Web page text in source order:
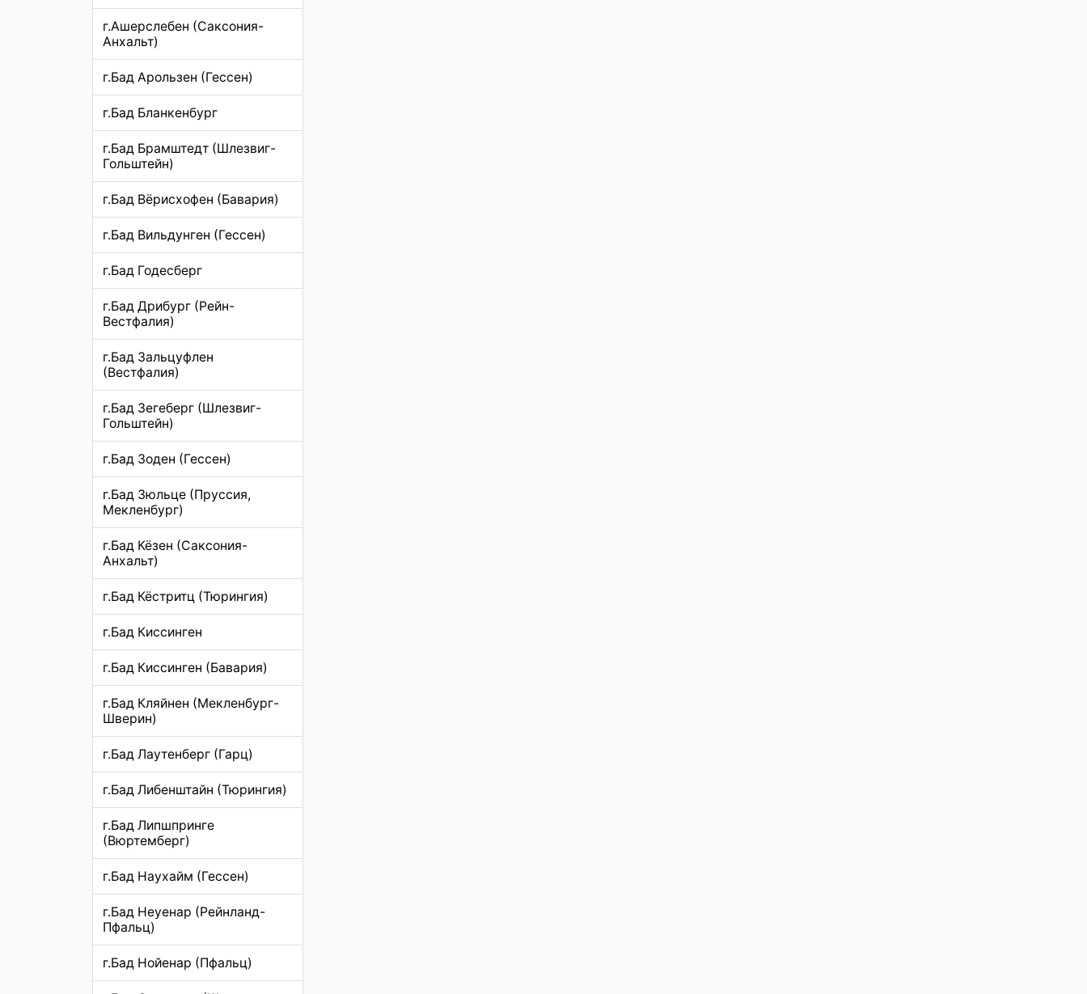
г.Ашерслебен (Саксония-
Анхальт)
г.Бад Арользен (Гессен)
г.Бад Бланкенбург
г.Бад Брамштедт (Шлезвиг-
Гольштейн)
г.Бад Вёрисхофен (Бавария)
г.Бад Вильдунген (Гессен)
г.Бад Годесберг
г.Бад Дрибург (Рейн-
Вестфалия)
г.Бад Зальцуфлен
(Вестфалия)
г.Бад Зегеберг (Шлезвиг-
Гольштейн)
г.Бад Зоден (Гессен)
г.Бад Зюльце (Пруссия,
Мекленбург)
г.Бад Кёзен (Саксония-
Анхальт)
г.Бад Кёстритц (Тюрингия)
г.Бад Киссинген
г.Бад Киссинген (Бавария)
г.Бад Кляйнен (Мекленбург-
Шверин)
г.Бад Лаутенберг (Гарц)
г.Бад Либенштайн (Тюрингия)
г.Бад Липшпринге
(Вюртемберг)
г.Бад Наухайм (Гессен)
г.Бад Неуенар (Рейнланд-
Пфальц)
г.Бад Нойенар (Пфальц)